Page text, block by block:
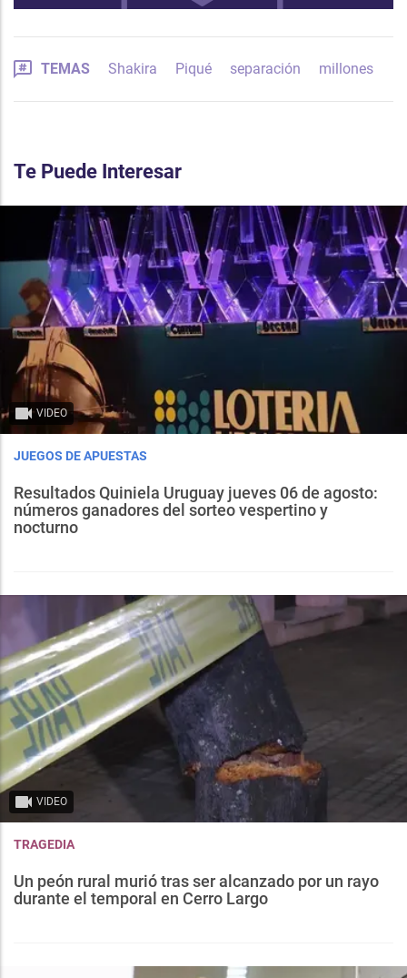
TEMAS Shakira Piqué separación millones
Te Puede Interesar
VIDEO
JUEGOS DE APUESTAS
Resultados Quiniela Uruguay jueves 06 de agosto:
números ganadores del sorteo vespertino y
nocturno
VIDEO
TRAGEDIA
Un peón rural murió tras ser alcanzado por un rayo
durante el temporal en Cerro Largo